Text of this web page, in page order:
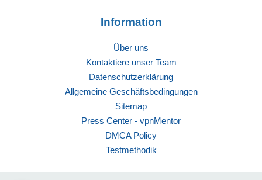
Information
Über uns
Kontaktiere unser Team
Datenschutzerklärung
Allgemeine Geschäftsbedingungen
Sitemap
Press Center - vpnMentor
DMCA Policy
Testmethodik